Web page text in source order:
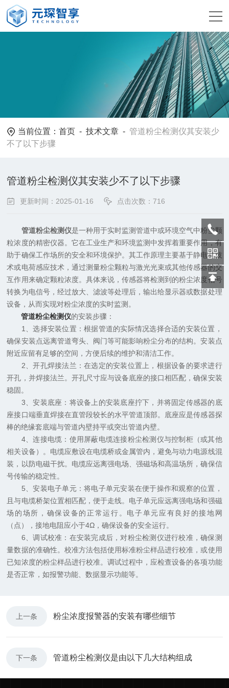
当前位置：首页 -技术文章 - 管道粉尘检测仪其安装少
不了以下步骤
管道粉尘检测仪其安装少不了以下步骤
更新时间：2025-01-16 点击次数：716
管道粉尘检测仪是一种用于实时监测管道中或环境空气中粉尘颗
粒浓度的精密仪器。它在工业生产和环境监测中发挥着重要作用，有
助于确保工作场所的安全和环境保护。其工作原理主要基于静电荷技
术或电荷感应技术，通过测量粉尘颗粒与激光光束或其他传感器的交
互作用来确定颗粒浓度。具体来说，传感器将检测到的粉尘浓度信号
转换为电信号，经过放大、滤波等处理后，输出给显示器或数据处理
设备，从而实现对粉尘浓度的实时监测。
管道粉尘检测仪的安装步骤：
1、选择安装位置：根据管道的实际情况选择合适的安装位置，
确保安装点远离管道弯头、阀门等可能影响粉尘分布的结构。安装点
附近应留有足够的空间，方便后续的维护和清洁工作。
2、开孔焊接法兰：在选定的安装位置上，根据设备的要求进行
开孔，并焊接法兰。开孔尺寸应与设备底座的接口相匹配，确保安装
稳固。
3、安装底座：将设备上的安装底座拧下，并将固定传感器的底
座接口端垂直焊接在直管段较长的水平管道顶部。底座应是传感器探
棒的绝缘套底端与管道内壁持平或突出管道内壁。
4、连接电缆：使用屏蔽电缆连接粉尘检测仪与控制柜（或其他
相关设备）。电缆应敷设在电缆桥或金属管内，避免与动力电源线混
装，以防电磁干扰。电缆应远离强电场、强磁场和高温场所，确保信
号传输的稳定性。
5、安装电子单元：将电子单元安装在便于操作和观察的位置，
且与电缆桥架位置相匹配，便于走线。电子单元应远离强电场和强磁
场的场所，确保设备的正常运行。电子单元应有良好的接地网
（点），接地电阻应小于4Ω，确保设备的安全运行。
6、调试校准：在安装完成后，对粉尘检测仪进行校准，确保测
量数据的准确性。校准方法包括使用标准粉尘样品进行校准，或使用
已知浓度的粉尘样品进行校准。调试过程中，应检查设备的各项功能
是否正常，如报警功能、数据显示功能等。
上一条 粉尘浓度报警器的安装有哪些细节
下一条 管道粉尘检测仪是由以下几大结构组成